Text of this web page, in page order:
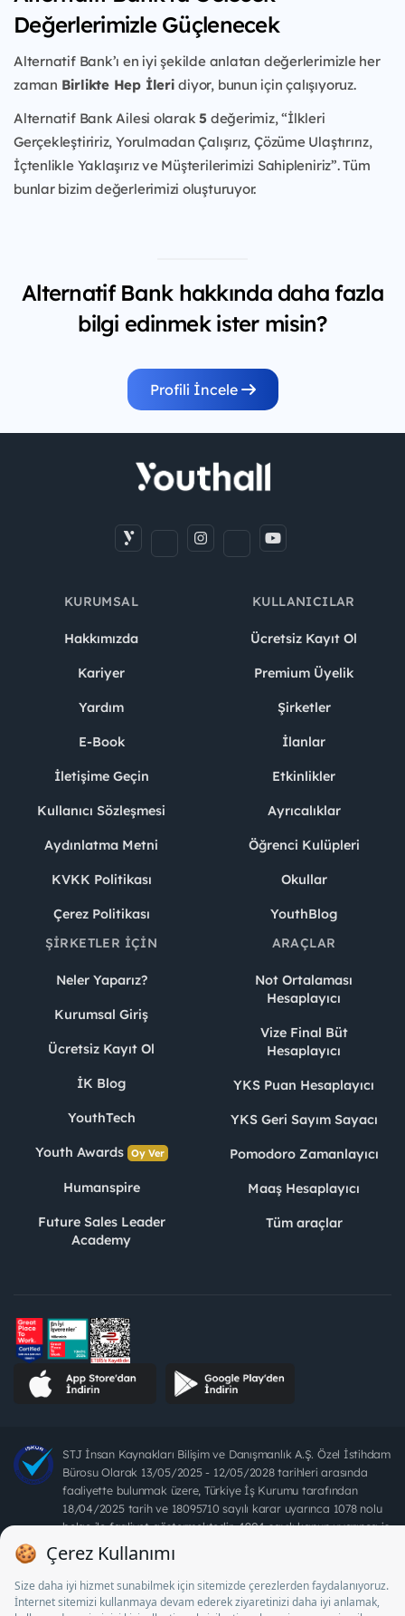
Değerlerimizle Güçlenecek
Alternatif Bank’ı en iyi şekilde anlatan değerlerimizle her
zaman Birlikte Hep İleridiyor, bunun için çalışıyoruz.
Alternatif Bank Ailesi olarak5 değerimiz, “İlkleri
Gerçekleştiririz, Yorulmadan Çalışırız, Çözüme Ulaştırırız,
İçtenlikle Yaklaşırız ve Müşterilerimizi Sahipleniriz”. Tüm
bunlar bizim değerlerimizi oluşturuyor.
Alternatif Bank hakkında daha fazla
bilgi edinmek ister misin?
Profili İncele
KURUMSAL
Hakkımızda
Kariyer
Yardım
E-Book
İletişime Geçin
Kullanıcı Sözleşmesi
Aydınlatma Metni
KVKK Politikası
Çerez Politikası
KULLANICILAR
Ücretsiz Kayıt Ol
Premium Üyelik
Şirketler
İlanlar
Etkinlikler
Ayrıcalıklar
Öğrenci Kulüpleri
Okullar
YouthBlog
ŞIRKETLER İÇIN
Neler Yaparız?
Kurumsal Giriş
Ücretsiz Kayıt Ol
İK Blog
YouthTech
Youth Awards Oy Ver
Humanspire
Future Sales Leader
Academy
ARAÇLAR
Not Ortalaması
Hesaplayıcı
Vize Final Büt
Hesaplayıcı
YKS Puan Hesaplayıcı
YKS Geri Sayım Sayacı
Pomodoro Zamanlayıcı
Maaş Hesaplayıcı
Tüm araçlar
STJ İnsan Kaynakları Bilişim ve Danışmanlık A.Ş. Özel İstihdam
Bürosu Olarak 13/05/2025 - 12/05/2028 tarihleri arasında
faaliyette bulunmak üzere, Türkiye İş Kurumu tarafından
18/04/2025 tarih ve 18095710 sayılı karar uyarınca 1078 nolu
belge ile faaliyet göstermektedir. 4904 sayılı kanun uyarınca iş
arayanlardan ücret alınması yasaktır.